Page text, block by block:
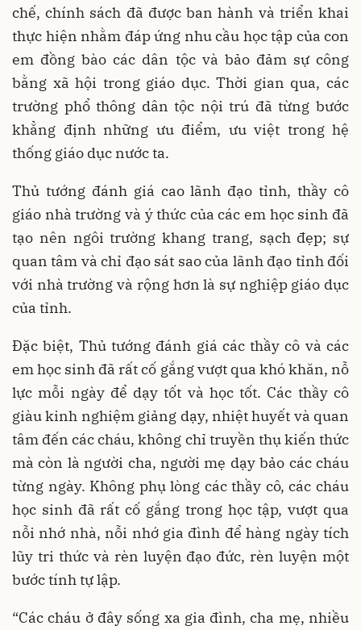
chế, chính sách đã được ban hành và triển khai
thực hiện nhằm đáp ứng nhu cầu học tập của con
em đồng bào các dân tộc và bảo đảm sự công
bằng xã hội trong giáo dục. Thời gian qua, các
trường phổ thông dân tộc nội trú đã từng bước
khẳng định những ưu điểm, ưu việt trong hệ
thống giáo dục nước ta.
Thủ tướng đánh giá cao lãnh đạo tỉnh, thầy cô
giáo nhà trường và ý thức của các em học sinh đã
tạo nên ngôi trường khang trang, sạch đẹp; sự
quan tâm và chỉ đạo sát sao của lãnh đạo tỉnh đối
với nhà trường và rộng hơn là sự nghiệp giáo dục
của tỉnh.
Đặc biệt, Thủ tướng đánh giá các thầy cô và các
em học sinh đã rất cố gắng vượt qua khó khăn, nỗ
lực mỗi ngày để dạy tốt và học tốt. Các thầy cô
giàu kinh nghiệm giảng dạy, nhiệt huyết và quan
tâm đến các cháu, không chỉ truyền thụ kiến thức
mà còn là người cha, người mẹ dạy bảo các cháu
từng ngày. Không phụ lòng các thầy cô, các cháu
học sinh đã rất cố gắng trong học tập, vượt qua
nỗi nhớ nhà, nỗi nhớ gia đình để hàng ngày tích
lũy tri thức và rèn luyện đạo đức, rèn luyện một
bước tính tự lập.
“Các cháu ở đây sống xa gia đình, cha mẹ, nhiều